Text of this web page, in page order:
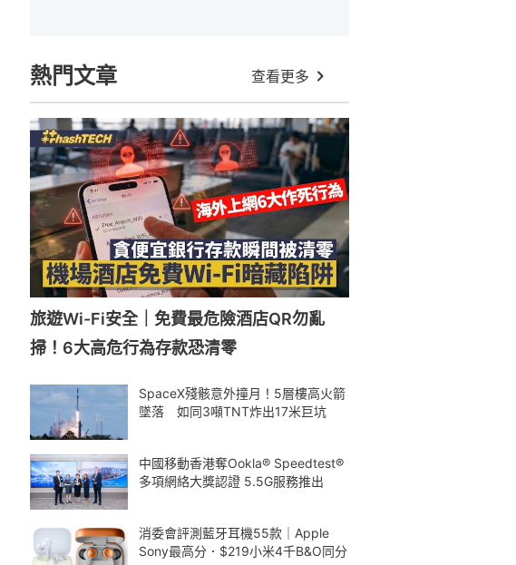
熱門文章 查看更多
旅遊Wi-Fi安全｜免費最危險酒店QR勿亂
掃！6大高危行為存款恐清零
SpaceX殘骸意外撞月！5層樓高火箭
墜落 如同3噸TNT炸出17米巨坑
中國移動香港奪Ookla® Speedtest®
多項網絡大獎認證 5.5G服務推出
消委會評測藍牙耳機55款｜Apple
Sony最高分．$219小米4千B&O同分